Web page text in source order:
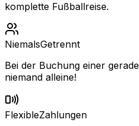
komplette Fußballreise.
NiemalsGetrennt
Bei der Buchung einer
niemand alleine!
FlexibleZahlungen